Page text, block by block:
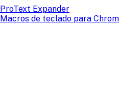
ProText Expander
Macros de teclado para